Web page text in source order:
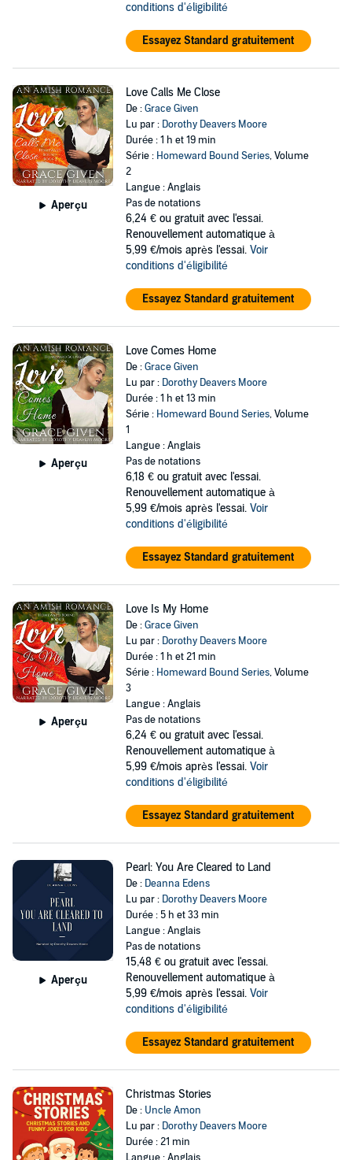
conditions d'éligibilité
Essayez Standard gratuitement
Aperçu
Love Calls Me Close
De :Grace Given
Lu par : Dorothy Deavers Moore
Durée : 1 h et 19 min
Série : Homeward Bound Series, Volume
2
Langue : Anglais
Pas de notations
6,24 € ou gratuit avec l'essai.
Renouvellement automatique à
5,99 €/mois après l'essai. Voir
conditions d'éligibilité
Essayez Standard gratuitement
Aperçu
Love Comes Home
De :Grace Given
Lu par : Dorothy Deavers Moore
Durée : 1 h et 13 min
Série : Homeward Bound Series, Volume
1
Langue : Anglais
Pas de notations
6,18 € ou gratuit avec l'essai.
Renouvellement automatique à
5,99 €/mois après l'essai. Voir
conditions d'éligibilité
Essayez Standard gratuitement
Aperçu
Love Is My Home
De :Grace Given
Lu par : Dorothy Deavers Moore
Durée : 1 h et 21 min
Série : Homeward Bound Series, Volume
3
Langue : Anglais
Pas de notations
6,24 € ou gratuit avec l'essai.
Renouvellement automatique à
5,99 €/mois après l'essai. Voir
conditions d'éligibilité
Essayez Standard gratuitement
Aperçu
Pearl: You Are Cleared to Land
De : Deanna Edens
Lu par : Dorothy Deavers Moore
Durée : 5 h et 33 min
Langue : Anglais
Pas de notations
15,48 € ou gratuit avec l'essai.
Renouvellement automatique à
5,99 €/mois après l'essai. Voir
conditions d'éligibilité
Essayez Standard gratuitement
Christmas Stories
De : Uncle Amon
Lu par : Dorothy Deavers Moore
Durée : 21 min